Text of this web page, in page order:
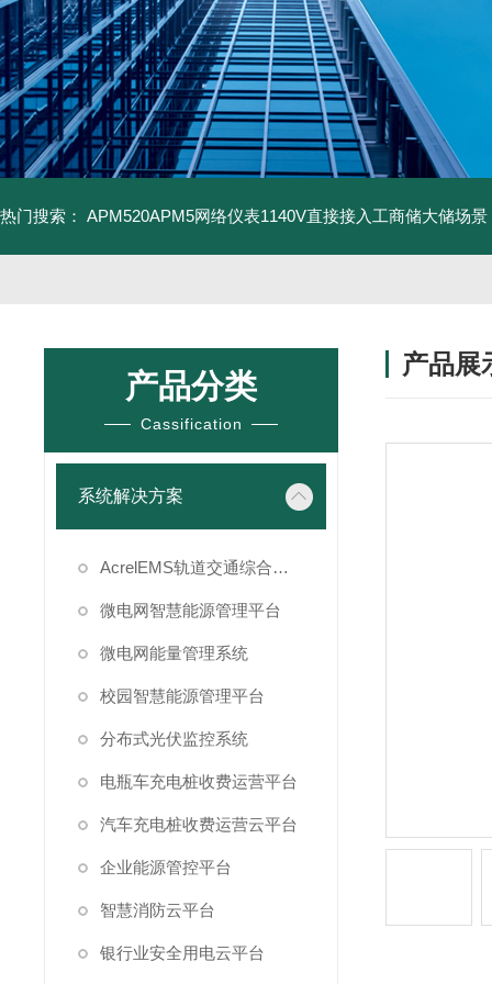
热门搜索： APM520APM5网络仪表1140V直接接入工商储大储场景
产品分类
Cassification
系统解决方案
AcrelEMS轨道交通综合能效管理平台
微电网智慧能源管理平台
微电网能量管理系统
校园智慧能源管理平台
分布式光伏监控系统
电瓶车充电桩收费运营平台
汽车充电桩收费运营云平台
企业能源管控平台
智慧消防云平台
银行业安全用电云平台
产品展